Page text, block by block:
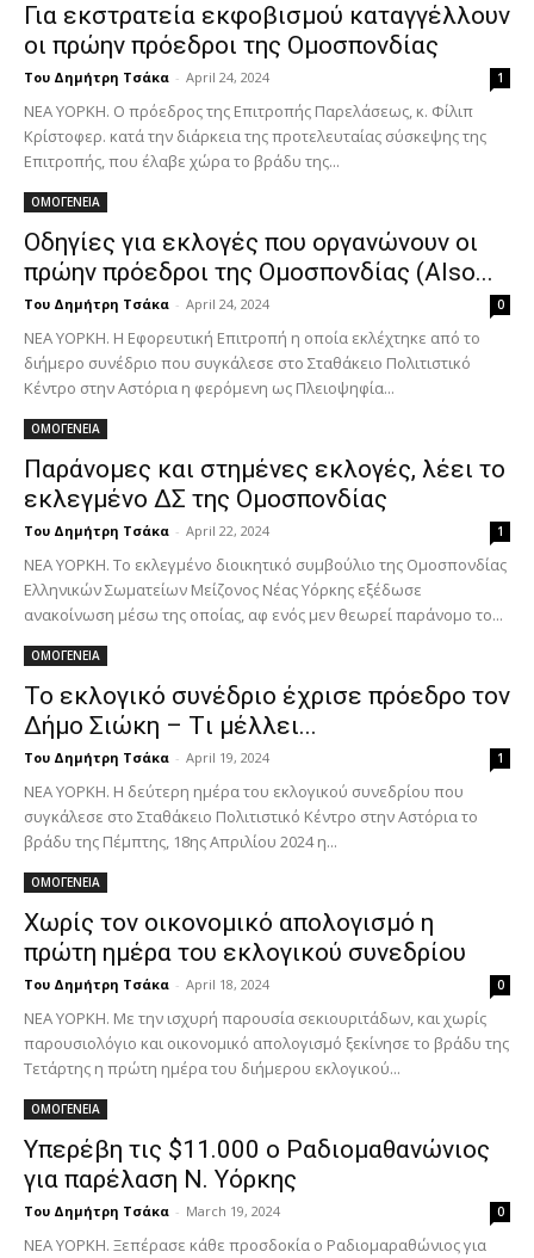
Για εκστρατεία εκφοβισμού καταγγέλλουν
οι πρώην πρόεδροι της Ομοσπονδίας
Του Δημήτρη Τσάκα - April 24, 2024 1
ΝΕΑ ΥΟΡΚΗ. Ο πρόεδρος της Επιτροπής Παρελάσεως, κ. Φίλιπ
Κρίστοφερ. κατά την διάρκεια της προτελευταίας σύσκεψης της
Επιτροπής, που έλαβε χώρα το βράδυ της...
ΟΜΟΓΕΝΕΙΑ
Οδηγίες για εκλογές που οργανώνουν οι
πρώην πρόεδροι της Ομοσπονδίας (Also...
Του Δημήτρη Τσάκα - April 24, 2024 0
ΝΕΑ ΥΟΡΚΗ. Η Εφορευτική Επιτροπή η οποία εκλέχτηκε από το
διήμερο συνέδριο που συγκάλεσε στο Σταθάκειο Πολιτιστικό
Κέντρο στην Αστόρια η φερόμενη ως Πλειοψηφία...
ΟΜΟΓΕΝΕΙΑ
Παράνομες και στημένες εκλογές, λέει το
εκλεγμένο ΔΣ της Ομοσπονδίας
Του Δημήτρη Τσάκα - April 22, 2024 1
ΝΕΑ ΥΟΡΚΗ. Το εκλεγμένο διοικητικό συμβούλιο της Ομοσπονδίας
Ελληνικών Σωματείων Μείζονος Νέας Υόρκης εξέδωσε
ανακοίνωση μέσω της οποίας, αφ ενός μεν θεωρεί παράνομο το...
ΟΜΟΓΕΝΕΙΑ
Το εκλογικό συνέδριο έχρισε πρόεδρο τον
Δήμο Σιώκη – Tι μέλλει...
Του Δημήτρη Τσάκα - April 19, 2024 1
ΝΕΑ ΥΟΡΚΗ. Η δεύτερη ημέρα του εκλογικού συνεδρίου που
συγκάλεσε στο Σταθάκειο Πολιτιστικό Κέντρο στην Αστόρια το
βράδυ της Πέμπτης, 18ης Απριλίου 2024 η...
ΟΜΟΓΕΝΕΙΑ
Χωρίς τον οικονομικό απολογισμό η
πρώτη ημέρα του εκλογικού συνεδρίου
Του Δημήτρη Τσάκα - April 18, 2024 0
ΝΕΑ ΥΟΡΚΗ. Με την ισχυρή παρουσία σεκιουριτάδων, και χωρίς
παρουσιολόγιο και οικονομικό απολογισμό ξεκίνησε το βράδυ της
Τετάρτης η πρώτη ημέρα του διήμερου εκλογικού...
ΟΜΟΓΕΝΕΙΑ
Υπερέβη τις $11.000 ο Ραδιομαθανώνιος
για παρέλαση Ν. Υόρκης
Του Δημήτρη Τσάκα - March 19, 2024 0
ΝΕΑ ΥΟΡΚΗ. Ξεπέρασε κάθε προσδοκία ο Ραδιομαραθώνιος για